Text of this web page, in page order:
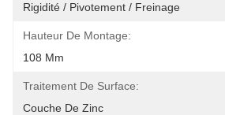
Rigidité / Pivotement / Freinage
Hauteur De Montage:
108 Mm
Traitement De Surface:
Couche De Zinc